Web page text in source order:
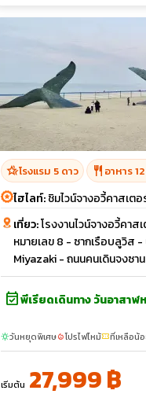
hotel_classโรงแรม 5 ดาว restaurant อาหาร
ไฮไลท์:ชิมไวน์จางอวี้คาสเต
เที่ยว:โรงงานไวน์จางอวี้คา
หมายเลข 8 - ซากเรือบลูวิส
Miyazaki - ถนนคนเดินจงซ
event_availableพีเรียดเดินทาง วันอาสาฬ
sunnyวันหยุดพิเศษlocal_fire_departmentโปรไฟไหม้confirmation_numberที่เหลือน้
เริ่มต้น 27,999 ฿